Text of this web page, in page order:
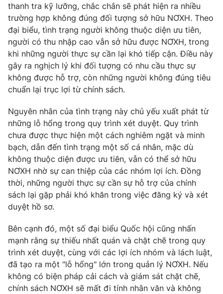
THỜI BÁO VTV
Theo dõi báo trên
Cơ quan chủ quản:
Đài Truyền hình Việt Nam
Cơ quan báo chí:Thời báo VTV
Giấy phép hoạt động báo in và báo điện tử số 483/GP-BTTTT
cấp ngày 29/12/2023
Tổng Biên tập:Vũ Thanh Thủy
Phó Tổng Biên tập:Nguyễn Thị Mỹ Hạnh, Phạm Quốc Thắng,
Nguyễn Trọng Ninh
Tổng đài VTV:024.38 355 931 - 024.38 355 932
Ðiện thoại Thời báo VTV: 024.66 897 897
Email:
toasoan@vtv.vn
Liên hệ quảng cáo:024-7300.7108
thanh tra kỹ lưỡng, chắc chắn sẽ phát hiện ra nhiều
trường hợp không đúng đối tượng sở hữu NƠXH. Theo
đại biểu, tình trạng người không thuộc diện ưu tiên,
người có thu nhập cao vẫn sở hữu được NƠXH, trong
khi những người thực sự cần lại khó tiếp cận. Điều này
gây ra nghịch lý khi đối tượng có nhu cầu thực sự
không được hỗ trợ, còn những người không đúng tiêu
chuẩn lại trục lợi từ chính sách.
Nguyên nhân của tình trạng này chủ yếu xuất phát từ
những lỗ hổng trong quy trình xét duyệt. Quy trình
chưa được thực hiện một cách nghiêm ngặt và minh
bạch, dẫn đến tình trạng một số cá nhân, mặc dù
không thuộc diện được ưu tiên, vẫn có thể sở hữu
NƠXH nhờ sự can thiệp của các nhóm lợi ích. Đồng
thời, những người thực sự cần sự hỗ trợ của chính
sách lại gặp phải khó khăn trong việc đăng ký và xét
duyệt hồ sơ.
Bên cạnh đó, một số đại biểu Quốc hội cũng nhấn
mạnh rằng sự thiếu nhất quán và chặt chẽ trong quy
trình xét duyệt, cùng với các lợi ích nhóm và lách luật,
đã tạo ra một "lỗ hổng" lớn trong quản lý NƠXH. Nếu
không có biện pháp cải cách và giám sát chặt chẽ,
chính sách NƠXH sẽ mất đi tính nhân văn và không